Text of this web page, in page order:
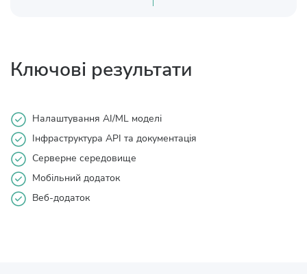
Ключові результати
Налаштування AI/ML моделі
Інфраструктура API та документація
Серверне середовище
Мобільний додаток
Веб-додаток